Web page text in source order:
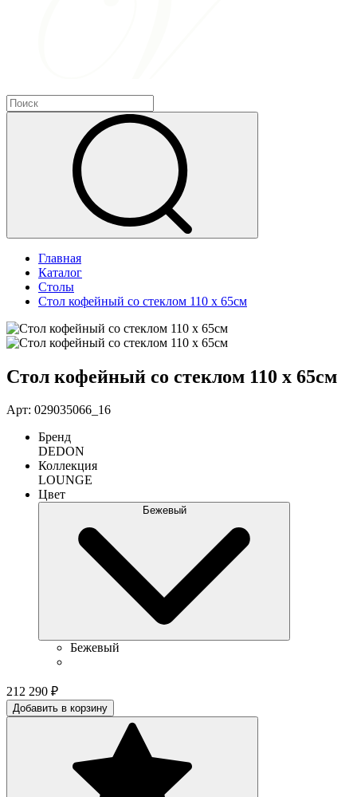
Главная
Каталог
Столы
Стол кофейный со стеклом 110 х 65см
Стол кофейный со стеклом 110 х 65см
Арт: 029035066_16
Бренд
DEDON
Коллекция
LOUNGE
Цвет
Бежевый
Бежевый
212 290 ₽
Добавить в корзину